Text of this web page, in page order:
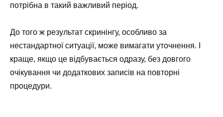
потрібна в такий важливий період.
До того ж результат скринінгу, особливо за
нестандартної ситуації, може вимагати уточнення. І
краще, якщо це відбувається одразу, без довгого
очікування чи додаткових записів на повторні
процедури.